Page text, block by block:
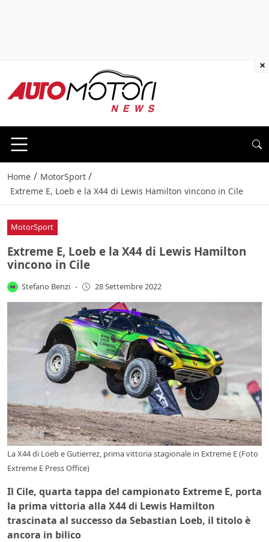
Home / MotorSport /
Extreme E, Loeb e la X44 di Lewis Hamilton vincono in Cile
MotorSport
Extreme E, Loeb e la X44 di Lewis Hamilton
vincono in Cile
Stefano Benzi - 28 Settembre 2022
La X44 di Loeb e Gutierrez, prima vittoria stagionale in Extreme E (Foto
Extreme E Press Office)
Il Cile, quarta tappa del campionato Extreme E, porta
la prima vittoria alla X44 di Lewis Hamilton
trascinata al successo da Sebastian Loeb, il titolo è
ancora in bilico
×